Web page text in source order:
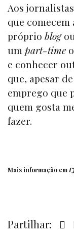
Aos
que comecem
próprio blog
um part-time
e conhecer
que, apesar
emprego que
quem gosta
fazer.
Mais informação em
Partilhar: